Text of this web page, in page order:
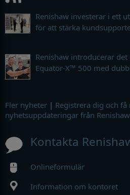
Renishaw investerar i ett
för att stärka
Renishaw introducerar
Equator-X™ 500 med
Fler nyheter | Registrera dig och
nyhetsuppdateringar från Renishaw
Kontakta
Onlineformulär
Information om kontoret